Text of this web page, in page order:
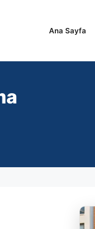
Ana Sayfa